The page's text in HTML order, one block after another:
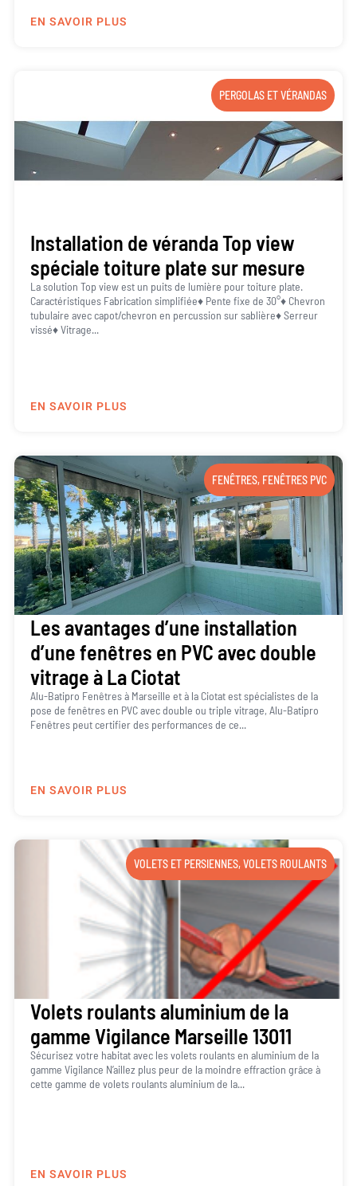
EN SAVOIR PLUS
PERGOLAS ET VÉRANDAS
Installation de véranda Top view
spéciale toiture plate sur mesure
La solution Top view est un puits de lumière pour toiture plate.
Caractéristiques Fabrication simplifiée♦ Pente fixe de 30°♦ Chevron
tubulaire avec capot/chevron en percussion sur sablière♦ Serreur
vissé♦ Vitrage...
EN SAVOIR PLUS
FENÊTRES, FENÊTRES PVC
Les avantages d’une installation
d’une fenêtres en PVC avec double
vitrage à La Ciotat
Alu-Batipro Fenêtres à Marseille et à la Ciotat est spécialistes de la
pose de fenêtres en PVC avec double ou triple vitrage, Alu-Batipro
Fenêtres peut certifier des performances de ce...
EN SAVOIR PLUS
VOLETS ET PERSIENNES,VOLETS ROULANTS
Volets roulants aluminium de la
gamme Vigilance Marseille 13011
Sécurisez votre habitat avec les volets roulants en aluminium de la
gamme Vigilance N’aillez plus peur de la moindre effraction grâce à
cette gamme de volets roulants aluminium de la...
EN SAVOIR PLUS